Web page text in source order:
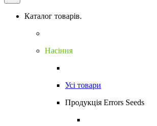
Каталог товарів.
Насіння
Усі товари
Продукція Errors Seeds